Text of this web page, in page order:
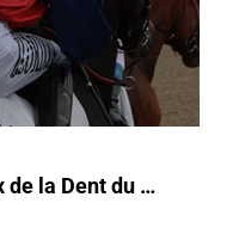
Prix Au-delà des Pistes - Prix de la Dent du Chat